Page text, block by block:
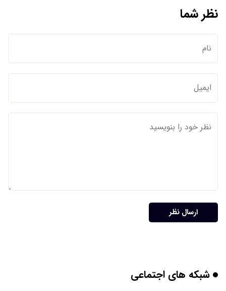
نظر شما
ارسال نظر
شبکه های اجتماعی